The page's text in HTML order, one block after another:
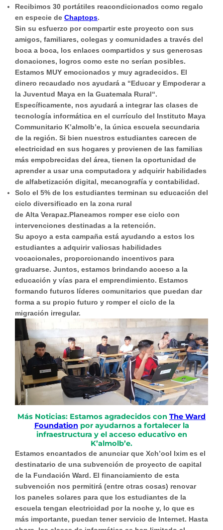
Recibimos 30 portátiles reacondicionados como regalo
en especie de Chaptops.
Sin su esfuerzo por compartir este proyecto con sus
amigos, familiares, colegas y comunidades a través del
boca a boca, los enlaces compartidos y sus generosas
donaciones, logros como este no serían posibles.
Estamos MUY emocionados y muy agradecidos. El
dinero recaudado nos ayudará a “Educar y Empoderar a
la Juventud Maya en la Guatemala Rural“.
Específicamente, nos ayudará a integrar las clases de
tecnología informática en el currículo del Instituto Maya
Communitario K’almolb’e, la única escuela secundaria
de la región. Si bien nuestros estudiantes carecen de
electricidad en sus hogares y provienen de las familias
más empobrecidas del área, tienen la oportunidad de
aprender a usar una computadora y adquirir habilidades
de alfabetización digital, mecanografía y contabilidad.
Solo el 5% de los estudiantes terminan su educación del
ciclo diversificado en la zona rural
de Alta Verapaz.Planeamos romper ese ciclo con
intervenciones destinadas a la retención.
Su apoyo a esta campaña está ayudando a estos los
estudiantes a adquirir valiosas habilidades
vocacionales, proporcionando incentivos para
graduarse. Juntos, estamos brindando acceso a la
educación y vías para el emprendimiento. Estamos
formando futuros líderes comunitarios que puedan dar
forma a su propio futuro y romper el ciclo de la
migración irregular.
Más Noticias: Estamos agradecidos con The Ward
Foundation por ayudarnos a fortalecer la
infraestructura y el acceso educativo en
K’almolb’e.
Estamos encantados de anunciar que Xch’ool Ixim es el
destinatario de una subvención de proyecto de capital
de la Fundación Ward. El financiamiento de esta
subvención nos permitirá (entre otras cosas) renovar
los paneles solares para que los estudiantes de la
escuela tengan electricidad por la noche y, lo que es
más importante, puedan tener servicio de Internet. Hasta